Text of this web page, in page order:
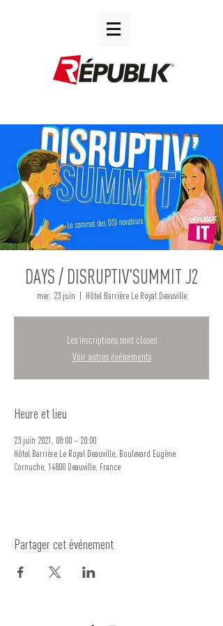
DAYS / DISRUPTIV'SUMMIT J2
mer. 23 juin
  |
Hôtel Barrière Le Royal Deauville
Les inscriptions sont closes
Voir autres événements
Heure et lieu
23 juin 2021, 08:00 – 20:00
Hôtel Barrière Le Royal Deauville, Boulevard Eugène
Cornuche, 14800 Deauville, France
Partager cet événement